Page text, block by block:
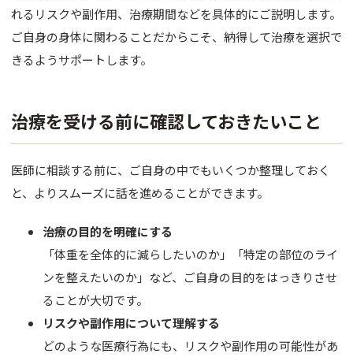
れるリスクや副作用、治療期間などを具体的にご説明します。
ご自身の身体に関わることだからこそ、納得して治療を選択で
きるようサポートします。
治療を受ける前に確認しておきたいこと
医師に相談する前に、ご自身の中でもいくつか整理しておく
と、よりスムーズに話を進めることができます。
治療の目的を明確にする
「体重を全体的に減らしたいのか」「特定の部位のライ
ンを整えたいのか」など、ご自身の目的をはっきりさせ
ることが大切です。
リスクや副作用について理解する
どのような医療行為にも、リスクや副作用の可能性があ